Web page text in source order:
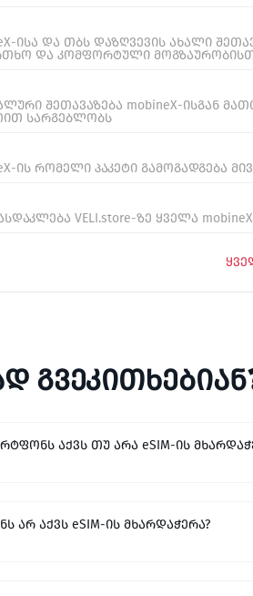
ისა და თბს დაზღვევის ახალი
და კომფორტული
შეთავაზება mobineX-ისგან
სარგებლობს
ის რომელი პაკეტი გამოგადგება
VELI.store-ზე ყველა
აქვს თუ არა eSIM-ის
არ აქვს eSIM-ის მხარდაჭერა?